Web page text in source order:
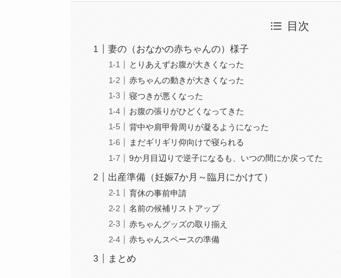
目次
妻の（おなかの赤ちゃんの）様子
とりあえずお腹が大きくなった
赤ちゃんの動きが大きくなった
寝つきが悪くなった
お腹の張りがひどくなってきた
背中や肩甲骨周りが凝るようになった
まだギリギリ仰向けで寝られる
9か月目辺りで逆子になるも、いつの間にか戻ってた
出産準備（妊娠7か月～臨月にかけて）
育休の事前申請
名前の候補リストアップ
赤ちゃんグッズの取り揃え
赤ちゃんスペースの準備
まとめ